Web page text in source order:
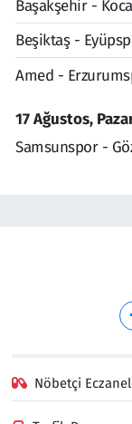
Başakşehir -
Beşiktaş -
Amed -
17 Ağustos,
Samsunspor -
Nöbetçi